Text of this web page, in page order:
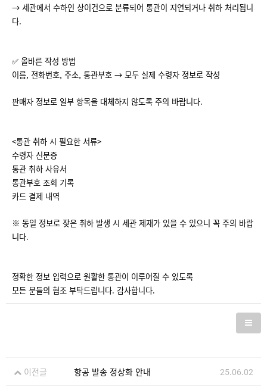
→ 세관에서 수하인 상이건으로 분류되어 통관이 지연되거나 취하 처리됩니
다.
✅ 올바른 작성 방법
이름, 전화번호, 주소, 통관부호 → 모두 실제 수령자 정보로 작성
판매자 정보로 일부 항목을 대체하지 않도록 주의 바랍니다.
<통관 취하 시 필요한 서류>
수령자 신분증
통관 취하 사유서
통관부호 조회 기록
카드 결제 내역
※ 동일 정보로 잦은 취하 발생 시 세관 제재가 있을 수 있으니 꼭 주의 바랍
니다.
정확한 정보 입력으로 원활한 통관이 이루어질 수 있도록
모든 분들의 협조 부탁드립니다. 감사합니다.
이전글 항공 발송 정상화 안내 25.06.02